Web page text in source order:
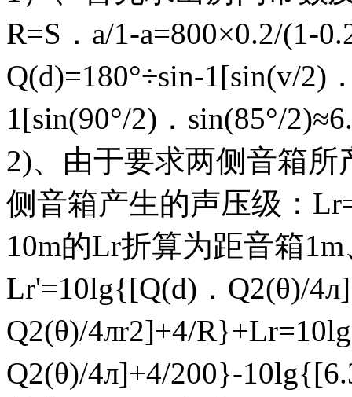
R=S．a/1-a=800×0.2/(1-
Q(d)=180°÷sin-1[sin(v/2)
1[sin(90°/2)．sin(85°/
2)、由于要求两侧音箱
侧音箱产生的声压级：
10m的Lr折算为距音箱
Lr'=10lg{[Q(d)．Q2(θ)/
Q2(θ)/4лr2]+4/
Q2(θ)/4л]+4/200}-